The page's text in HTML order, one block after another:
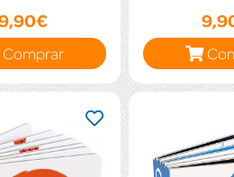
Comprar